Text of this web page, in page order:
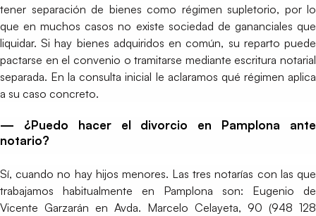
tener separación de bienes como régimen supletorio, por lo
que en muchos casos no existe sociedad de gananciales que
liquidar. Si hay bienes adquiridos en común, su reparto puede
pactarse en el convenio o tramitarse mediante escritura notarial
separada. En la consulta inicial le aclaramos qué régimen aplica
a su caso concreto.
— ¿Puedo hacer el divorcio en Pamplona ante
notario?
Sí, cuando no hay hijos menores. Las tres notarías con las que
trabajamos habitualmente en Pamplona son: Eugenio de
Vicente Garzarán en Avda. Marcelo Celayeta, 90 (948 128